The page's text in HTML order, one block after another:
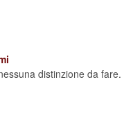
distinzione da fare.